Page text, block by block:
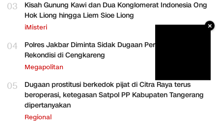
03
Kisah Gunung Kawi dan Dua Konglomerat Indonesia Ong
Hok Liong hingga Liem Sioe Liong
iMisteri
04
Polres Jakbar Diminta Sidak Dugaan Perakitan HP
Rekondisi di Cengkareng
Megapolitan
05
Dugaan prostitusi berkedok pijat di Citra Raya terus
beroperasi, ketegasan Satpol PP Kabupaten Tangerang
dipertanyakan
Regional
×